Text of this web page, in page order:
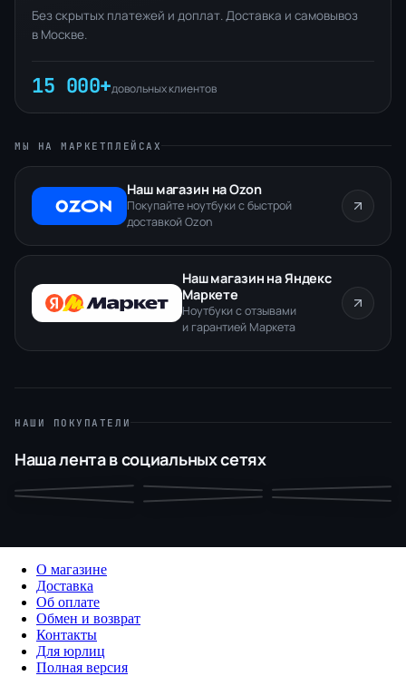
Без скрытых платежей и доплат. Доставка и самовывоз
в Москве.
15 000+довольных клиентов
МЫ НА МАРКЕТПЛЕЙСАХ
Наш магазин на Ozon
Покупайте ноутбуки с быстрой
доставкой Ozon
Наш магазин на Яндекс
Маркете
Ноутбуки с отзывами
и гарантией Маркета
НАШИ ПОКУПАТЕЛИ
Наша лента в социальных сетях
О магазине
Доставка
Об оплате
Обмен и возврат
Контакты
Для юрлиц
Полная версия